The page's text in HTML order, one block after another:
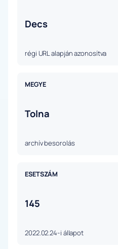
Decs
régi URL alapján azonosítva
MEGYE
Tolna
archív besorolás
ESETSZÁM
145
2022.02.24-i állapot